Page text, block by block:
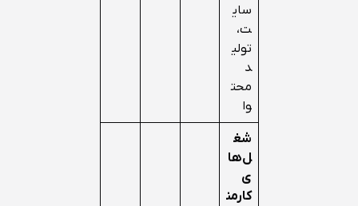
سای
ت،
تولی
د
محت
وا
شغ
ل‌ها
ی
کارمن